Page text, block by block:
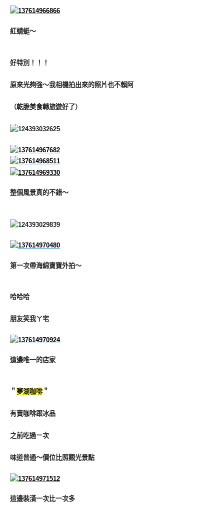
紅蜻蜓～
好特別！！！
原來光夠強～我相機拍出來的照片也不賴阿
（乾脆美食轉旅遊好了）
整個風景真的不錯～
第一次帶海綿寶寶外拍～
哈哈哈
朋友笑我ㄚ宅
這邊唯一的店家
＂ 夢湖咖啡＂
有賣咖啡跟冰品
之前吃過ㄧ次
味道普通～價位比照觀光景點
這邊裝潢一次比一次多